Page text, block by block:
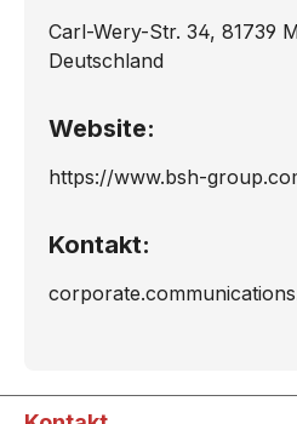
Carl-Wery-Str. 34, 81739
Deutschland
Website:
https://www.bsh-
Kontakt: